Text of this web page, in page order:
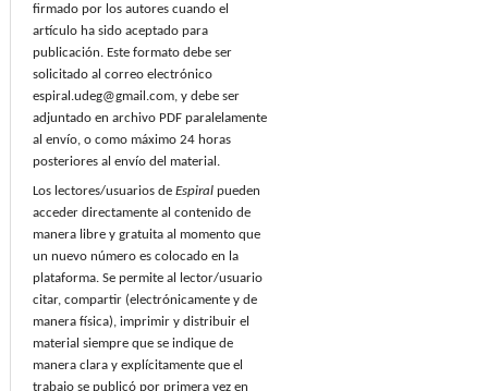
firmado por los autores cuando el
artículo ha sido aceptado para
publicación. Este formato debe ser
solicitado al correo electrónico
espiral.udeg@gmail.com, y debe ser
adjuntado en archivo PDF paralelamente
al envío, o como máximo 24 horas
posteriores al envío del material.
Los lectores/usuarios de Espiral pueden
acceder directamente al contenido de
manera libre y gratuita al momento que
un nuevo número es colocado en la
plataforma. Se permite al lector/usuario
citar, compartir (electrónicamente y de
manera física), imprimir y distribuir el
material siempre que se indique de
manera clara y explícitamente que el
trabajo se publicó por primera vez en